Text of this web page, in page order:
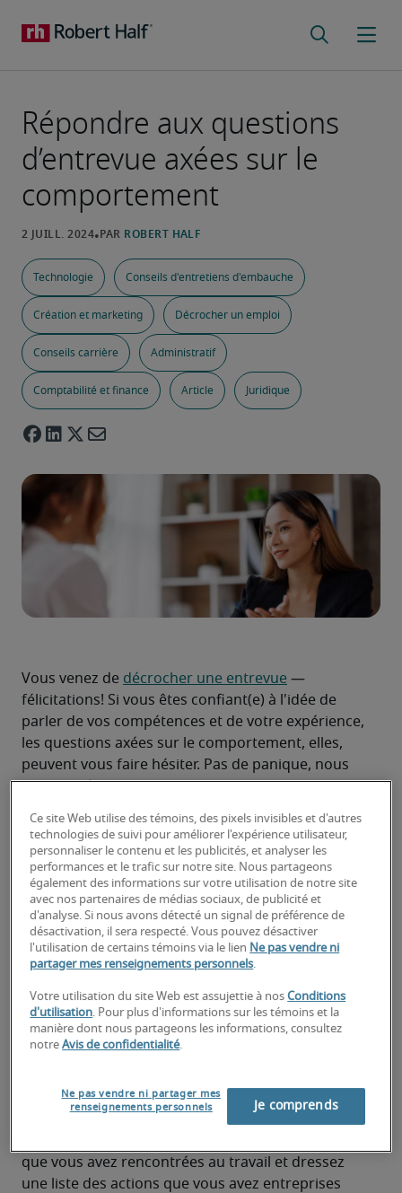
Répondre aux questions
d’entrevue axées sur le
comportement
Technologie Conseils d'entretiens d'embauche
Création et marketing Décrocher un emploi
Conseils carrière Administratif
Comptabilité et finance Article Juridique
Vous venez de décrocher une entrevue —
félicitations! Si vous êtes confiant(e) à l'idée de
parler de vos compétences et de votre expérience,
les questions axées sur le comportement, elles,
peuvent vous faire hésiter. Pas de panique, nous
sommes là pour vous guider.
comportement? Ces questions visent à explorer
vos actions et vos processus décisionnels passés
afin de prédire vos performances futures. En
somme, elles offrent aux employeurs un aperçu
de vos capacités à résoudre des problèmes.
Vos réponses leur donneront un aperçu de vos
aptitudes en résolution de problèmes. Alors, quel
questions?
Préparez des récits convaincants
demanderont de vous rappeler une situation
difficile vécue au travail. Avant l’entrevue,
que vous avez rencontrées au travail et dressez
une liste des actions que vous avez entreprises
Ce site Web utilise des témoins, des pixels invisibles et d'autres
technologies de suivi pour améliorer l'expérience utilisateur,
personnaliser le contenu et les publicités, et analyser les
performances et le trafic sur notre site. Nous partageons
également des informations sur votre utilisation de notre site
avec nos partenaires de médias sociaux, de publicité et
d'analyse. Si nous avons détecté un signal de préférence de
désactivation, il sera respecté. Vous pouvez désactiver
l'utilisation de certains témoins via le lien Ne pas vendre ni
partager mes renseignements personnels.
Votre utilisation du site Web est assujettie à nosConditions
d'utilisation . Pour plus d'informations sur les témoins et la
manière dont nous partageons les informations, consultez
notreAvis de confidentialité.
Ne pas vendre ni partager mes
renseignements personnels
Je comprends